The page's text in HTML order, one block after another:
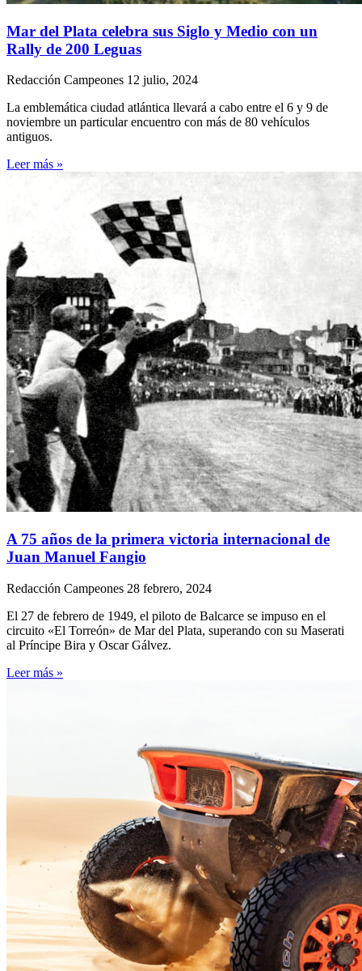
Mar del Plata celebra sus Siglo y Medio con un
Rally de 200 Leguas
Redacción Campeones 12 julio, 2024
La emblemática ciudad atlántica llevará a cabo entre el 6 y 9 de
noviembre un particular encuentro con más de 80 vehículos
antiguos.
Leer más »
A 75 años de la primera victoria internacional de
Juan Manuel Fangio
Redacción Campeones 28 febrero, 2024
El 27 de febrero de 1949, el piloto de Balcarce se impuso en el
circuito «El Torreón» de Mar del Plata, superando con su Maserati
al Príncipe Bira y Oscar Gálvez.
Leer más »